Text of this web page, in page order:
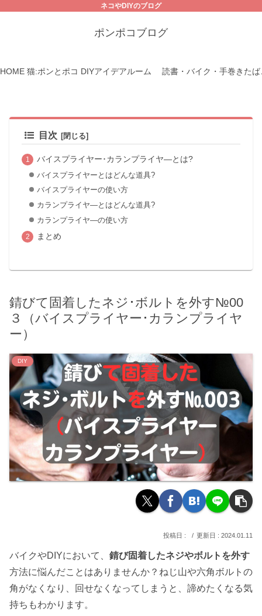
ネコやDIYのブログ
ポンポコブログ
HOME 猫:ポンとポコ DIYアイデアルーム 読書・バイク・手巻きた
目次
バイスプライヤー･カランプライヤ―とは?
バイスプライヤーとはどんな道具?
バイスプライヤーの使い方
カランプライヤ―とはどんな道具?
カランプライヤ―の使い方
まとめ
錆びて固着したネジ･ボルトを外す№00
３（バイスプライヤー･カランプライヤ
ー）
DIY
2024.01.11
バイクやDIYにおいて、 錆び固着したネジやボルトを外す
方法に悩んだことはありませんか？ねじ山や六角ボルトの
角がなくなり、回せなくなってしまうと、諦めたくなる気
持ちもわかります。